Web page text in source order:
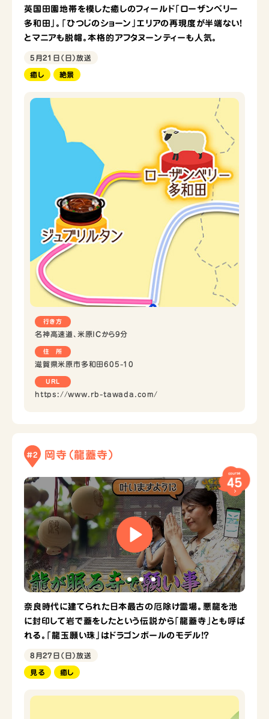
英国田園地帯を模した癒しのフィールド「ローザンベリー
多和田」。「ひつじのショーン」エリアの再現度が半端ない！
とマニアも脱帽。本格的アフタヌーンティーも人気。
5月21日（日）放送
癒し 絶景
行き方
名神高速道、米原ICから9分
住 所
滋賀県米原市多和田605-10
URL
https://www.rb-tawada.com/
#2 岡寺（龍蓋寺）
course
45
奈良時代に建てられた日本最古の厄除け霊場。悪龍を池
に封印して岩で蓋をしたという伝説から「龍蓋寺」とも呼ば
れる。「龍玉願い珠」はドラゴンボールのモデル!?
8月27日（日）放送
見る 癒し